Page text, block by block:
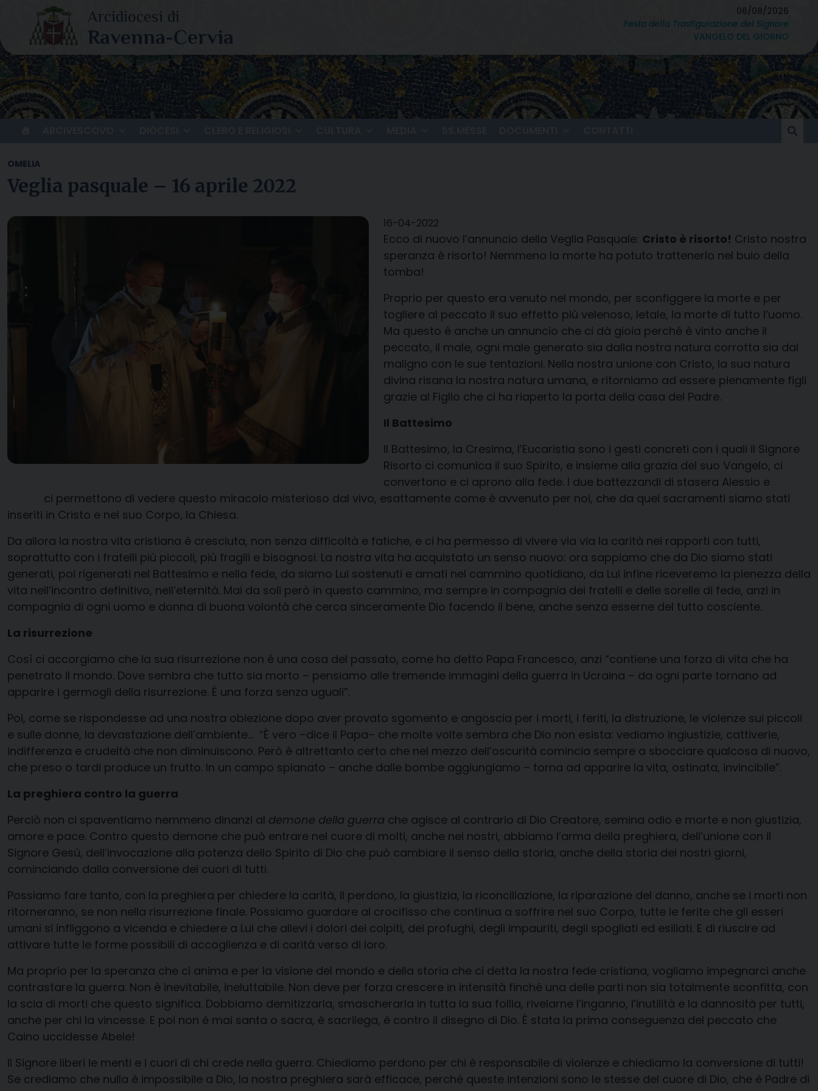
content
06/08/2026
Festa della Trasfigurazione del Signore
VANGELO DEL GIORNO
OMELIA
Veglia pasquale – 16 aprile 2022
16-04-2022
Ecco di nuovo l’annuncio della Veglia Pasquale: Cristo è risorto! Cristo nostra
speranza è risorto! Nemmeno la morte ha potuto trattenerlo nel buio della
tomba!
Proprio per questo era venuto nel mondo, per sconfiggere la morte e per
togliere al peccato il suo effetto più velenoso, letale, la morte di tutto l’uomo.
Ma questo è anche un annuncio che ci dà gioia perché è vinto anche il
peccato, il male, ogni male generato sia dalla nostra natura corrotta sia dal
maligno con le sue tentazioni. Nella nostra unione con Cristo, la sua natura
divina risana la nostra natura umana, e ritorniamo ad essere pienamente figli
grazie al Figlio che ci ha riaperto la porta della casa del Padre.
Il Battesimo
Il Battesimo, la Cresima, l’Eucaristia sono i gesti concreti con i quali il Signore
Risorto ci comunica il suo Spirito, e insieme alla grazia del suo Vangelo, ci
convertono e ci aprono alla fede. I due battezzandi di stasera Alessio e
ci permettono di vedere questo miracolo misterioso dal vivo, esattamente come è avvenuto per noi, che da quei sacramenti siamo stati
inseriti in Cristo e nel suo Corpo, la Chiesa.
Da allora la nostra vita cristiana è cresciuta, non senza difficoltà e fatiche, e ci ha permesso di vivere via via la carità nei rapporti con tutti,
soprattutto con i fratelli più piccoli, più fragili e bisognosi. La nostra vita ha acquistato un senso nuovo: ora sappiamo che da Dio siamo stati
generati, poi rigenerati nel Battesimo e nella fede, da siamo Lui sostenuti e amati nel cammino quotidiano, da Lui infine riceveremo la pienezza della
vita nell’incontro definitivo, nell’eternità. Mai da soli però in questo cammino, ma sempre in compagnia dei fratelli e delle sorelle di fede, anzi in
compagnia di ogni uomo e donna di buona volontà che cerca sinceramente Dio facendo il bene, anche senza esserne del tutto cosciente.
La risurrezione
Così ci accorgiamo che la sua risurrezione non è una cosa del passato, come ha detto Papa Francesco, anzi “contiene una forza di vita che ha
penetrato il mondo. Dove sembra che tutto sia morto – pensiamo alle tremende immagini della guerra in Ucraina – da ogni parte tornano ad
apparire i germogli della risurrezione. È una forza senza uguali”.
Poi, come se rispondesse ad una nostra obiezione dopo aver provato sgomento e angoscia per i morti, i feriti, la distruzione, le violenze sui piccoli
e sulle donne, la devastazione dell’ambiente… “È vero –dice il Papa– che molte volte sembra che Dio non esista: vediamo ingiustizie, cattiverie,
indifferenza e crudeltà che non diminuiscono. Però è altrettanto certo che nel mezzo dell’oscurità comincia sempre a sbocciare qualcosa di nuovo,
che preso o tardi produce un frutto. In un campo spianato – anche dalle bombe aggiungiamo – torna ad apparire la vita, ostinata, invincibile”.
La preghiera contro la guerra
Perciò non ci spaventiamo nemmeno dinanzi al demone della guerra che agisce al contrario di Dio Creatore, semina odio e morte e non giustizia,
amore e pace. Contro questo demone che può entrare nel cuore di molti, anche nei nostri, abbiamo l’arma della preghiera, dell’unione con il
Signore Gesù, dell’invocazione alla potenza dello Spirito di Dio che può cambiare il senso della storia, anche della storia dei nostri giorni,
cominciando dalla conversione dei cuori di tutti.
Possiamo fare tanto, con la preghiera per chiedere la carità, il perdono, la giustizia, la riconciliazione, la riparazione del danno, anche se i morti non
ritorneranno, se non nella risurrezione finale. Possiamo guardare al crocifisso che continua a soffrire nel suo Corpo, tutte le ferite che gli esseri
umani si infliggono a vicenda e chiedere a Lui che allevi i dolori dei colpiti, dei profughi, degli impauriti, degli spogliati ed esiliati. E di riuscire ad
attivare tutte le forme possibili di accoglienza e di carità verso di loro.
Ma proprio per la speranza che ci anima e per la visione del mondo e della storia che ci detta la nostra fede cristiana, vogliamo impegnarci anche
contrastare la guerra. Non è inevitabile, ineluttabile. Non deve per forza crescere in intensità finché una delle parti non sia totalmente sconfitta, con
la scia di morti che questo significa. Dobbiamo demitizzarla, smascherarla in tutta la sua follia, rivelarne l’inganno, l’inutilità e la dannosità per tutti,
anche per chi la vincesse. E poi non è mai santa o sacra, è sacrilega, è contro il disegno di Dio. È stata la prima conseguenza del peccato che
Caino uccidesse Abele!
Il Signore liberi le menti e i cuori di chi crede nella guerra. Chiediamo perdono per chi è responsabile di violenze e chiediamo la conversione di tutti!
Se crediamo che nulla è impossibile a Dio, la nostra preghiera sarà efficace, perché queste intenzioni sono le stesse del cuore di Dio, che è Padre di